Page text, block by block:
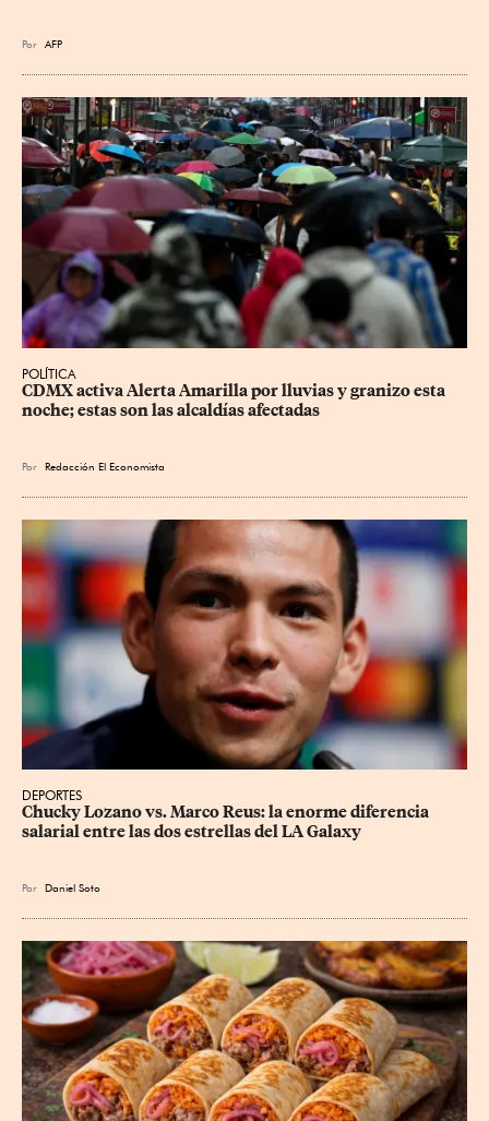
Por AFP
POLÍTICA
CDMX activa Alerta Amarilla por lluvias y granizo esta
noche; estas son las alcaldías afectadas
Por Redacción El Economista
DEPORTES
Chucky Lozano vs. Marco Reus: la enorme diferencia
salarial entre las dos estrellas del LA Galaxy
Por Daniel Soto